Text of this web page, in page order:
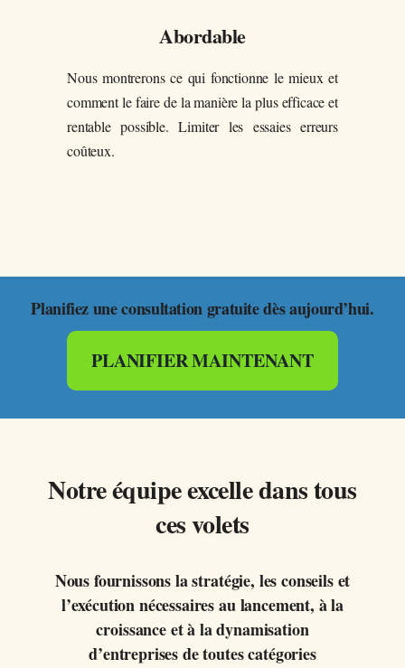
Abordable
Nous montrerons ce qui fonctionne le mieux et
comment le faire de la manière la plus efficace et
rentable possible. Limiter les essaies erreurs
coûteux.
Planifiez une consultation gratuite dès aujourd’hui.
PLANIFIER MAINTENANT
Notre équipe excelle dans tous
ces volets
Nous fournissons la stratégie, les conseils et
l’exécution nécessaires au lancement, à la
croissance et à la dynamisation
d’entreprises de toutes catégories